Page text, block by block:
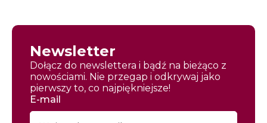
Newsletter
Dołącz do newslettera i bądź na bieżąco z
nowościami. Nie przegap i odkrywaj jako
pierwszy to, co najpiękniejsze!
E-mail